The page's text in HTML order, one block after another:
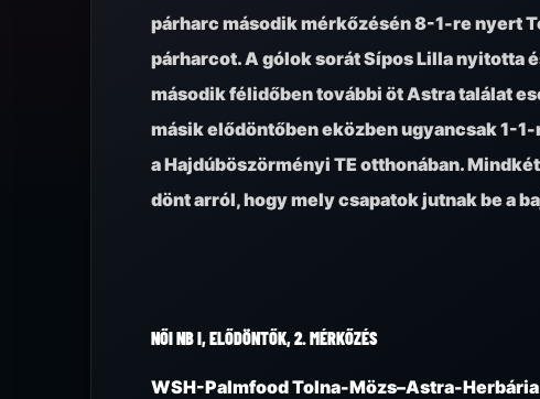
párharc második mérkőzésén 8-1-re nyert
párharcot. A gólok sorát Sípos Lilla nyitotta
második félidőben további öt Astra találat
másik elődöntőben eközben ugyancsak 1-
a Hajdúböszörményi TE otthonában.
dönt arról, hogy mely csapatok jutnak be a
NŐI NB I, ELŐDÖNTŐK, 2. MÉRKŐZÉS
WSH-Palmfood Tolna-Mözs–Astra-Herbária